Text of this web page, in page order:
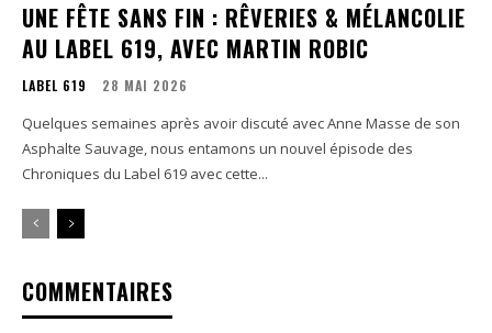
UNE FÊTE SANS FIN : RÊVERIES & MÉLANCOLIE
AU LABEL 619, AVEC MARTIN ROBIC
LABEL 619 28 MAI 2026
Quelques semaines après avoir discuté avec Anne Masse de son
Asphalte Sauvage, nous entamons un nouvel épisode des
Chroniques du Label 619 avec cette...
COMMENTAIRES